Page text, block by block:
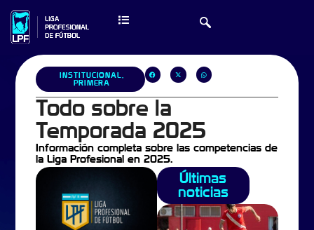
INSTITUCIONAL
PRIMERA
Todo sobre la
Temporada 2025
Información completa sobre las competencias de
la Liga Profesional en 2025.
Últimas
noticias